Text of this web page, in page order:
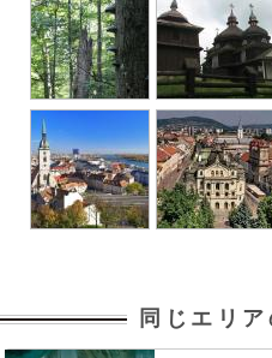
同じエリ